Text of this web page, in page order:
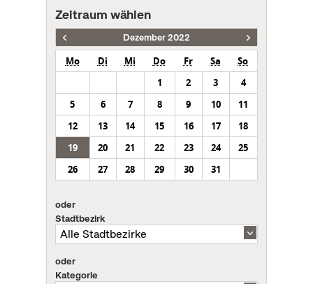
Zeitraum wählen
Dezember 2022
Mo Di Mi Do Fr Sa
So
1
2 3
4
5
6 7 8 9 10
11
12
13 14 15 16 17
18
19
20 21 22 23 24
25
26
27 28 29 30 31
oder
Stadtbezirk
oder
Kategorie